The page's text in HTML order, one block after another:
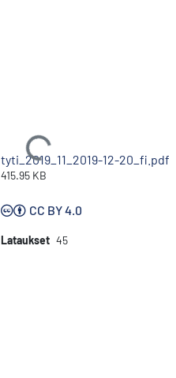
Ladataan...
tyti_2019_11_2019-12-20_fi.pdf
415.95 KB
CC BY 4.0
Lataukset 45